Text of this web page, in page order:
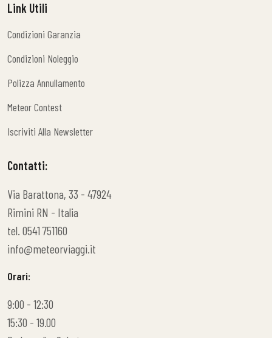
Link Utili
Condizioni Garanzia
Condizioni Noleggio
Polizza Annullamento
Meteor Contest
Iscriviti Alla Newsletter
Contatti:
Via Barattona, 33 - 47924
Rimini RN - Italia
tel. 0541 751160
info@meteorviaggi.it
Orari:
9:00 - 12:30
15:30 - 19.00